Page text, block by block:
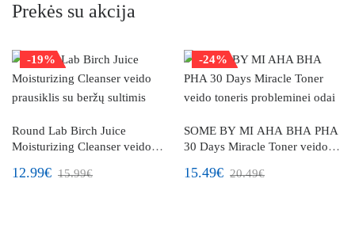
Prekės su akcija
-19%
Round Lab Birch Juice
Moisturizing Cleanser veido
12.99€ 15.99€
-24%
SOME BY MI AHA BHA PHA
30 Days Miracle Toner veido
15.49€ 20.49€